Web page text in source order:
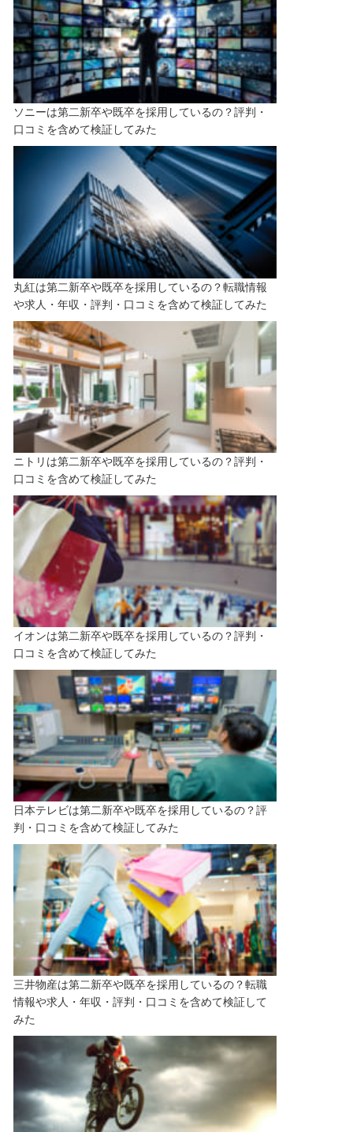
ソニーは第二新卒や既卒を採用しているの？評判・
口コミを含めて検証してみた
丸紅は第二新卒や既卒を採用しているの？転職情報
や求人・年収・評判・口コミを含めて検証してみた
ニトリは第二新卒や既卒を採用しているの？評判・
口コミを含めて検証してみた
イオンは第二新卒や既卒を採用しているの？評判・
口コミを含めて検証してみた
日本テレビは第二新卒や既卒を採用しているの？評
判・口コミを含めて検証してみた
三井物産は第二新卒や既卒を採用しているの？転職
情報や求人・年収・評判・口コミを含めて検証して
みた